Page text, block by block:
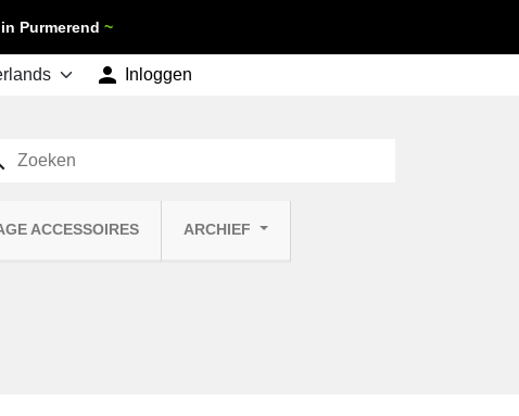
Purmerend ~
 Inloggen
ACCESSOIRES ARCHIEF